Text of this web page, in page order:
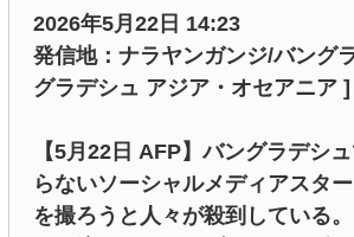
2026年5月22日 14:23
発信地：ナラヤンガンジ/バング
グラデシュ アジア・オセアニア ]
【5月22日 AFP】バングラデシ
らないソーシャルメディアスタ
を撮ろうと人々が殺到している